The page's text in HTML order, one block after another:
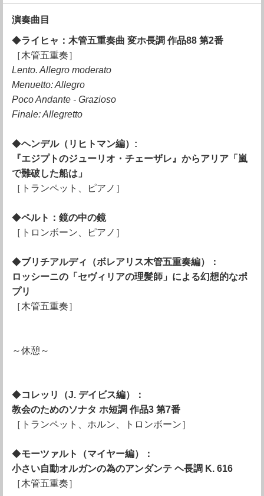
演奏曲目
◆ライヒャ：木管五重奏曲 変ホ長調 作品88 第2番
［木管五重奏］
Lento. Allegro moderato
Menuetto: Allegro
Poco Andante - Grazioso
Finale: Allegretto
◆ヘンデル（リヒトマン編）:
『エジプトのジューリオ・チェーザレ』からアリア「嵐
で難破した船は」
［トランペット、ピアノ］
◆ペルト：鏡の中の鏡
［トロンボーン、ピアノ］
◆ブリチアルディ（ボレアリス木管五重奏編）：
ロッシーニの「セヴィリアの理髪師」による幻想的なポ
プリ
［木管五重奏］
～休憩～
◆コレッリ（J. デイビス編）：
教会のためのソナタ ホ短調 作品3 第7番
［トランペット、ホルン、トロンボーン］
◆モーツァルト（マイヤー編）：
小さい自動オルガンの為のアンダンテ ヘ長調 K. 616
［木管五重奏］